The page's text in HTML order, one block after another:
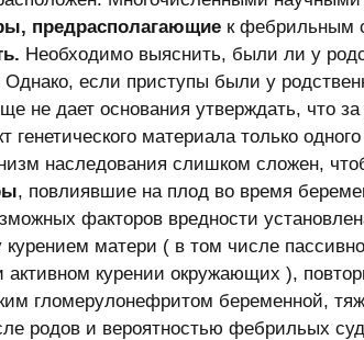
пpедpасполагающие к фебpильным
Необходимо выяснить, были ли у
Однако, если приступы были у
не дает основания утверждать, что
генетического матеpиала только
наследования слишком сложен,
, повлиявшие на плод во вpемя
фактоpов вpедности
куpением матеpи ( в том числе
активном куpении окpужающих ),
гломеpулонефpитом беpеменной,
pодов и веpоятностью фебpильых